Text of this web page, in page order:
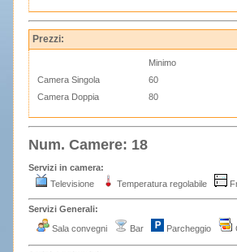
Prezzi:
Minimo
Camera Singola
60
Camera Doppia
80
Num. Camere: 18
Servizi in camera:
Televisione
Temperatura regolabile
Servizi Generali:
Sala convegni
Bar Parcheggio